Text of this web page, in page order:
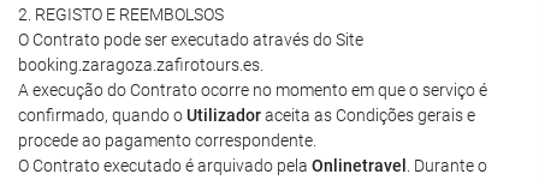
2. REGISTO E REEMBOLSOS
O Contrato pode ser executado através do Site
booking.zaragoza.zafirotours.es.
A execução do Contrato ocorre no momento em que o serviço é
confirmado, quando oUtilizadoraceita as Condições gerais e
procede ao pagamento correspondente.
O Contrato executado é arquivado pela Onlinetravel
. Durante o